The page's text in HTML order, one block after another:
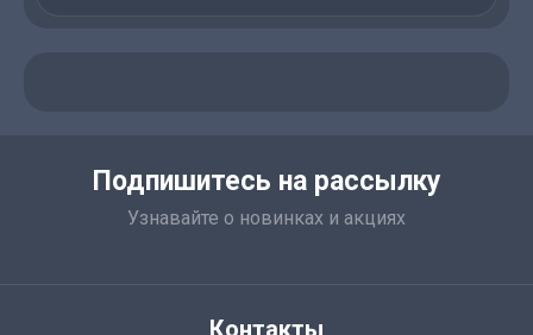
Подпишитесь на рассылку
Узнавайте о новинках и акциях